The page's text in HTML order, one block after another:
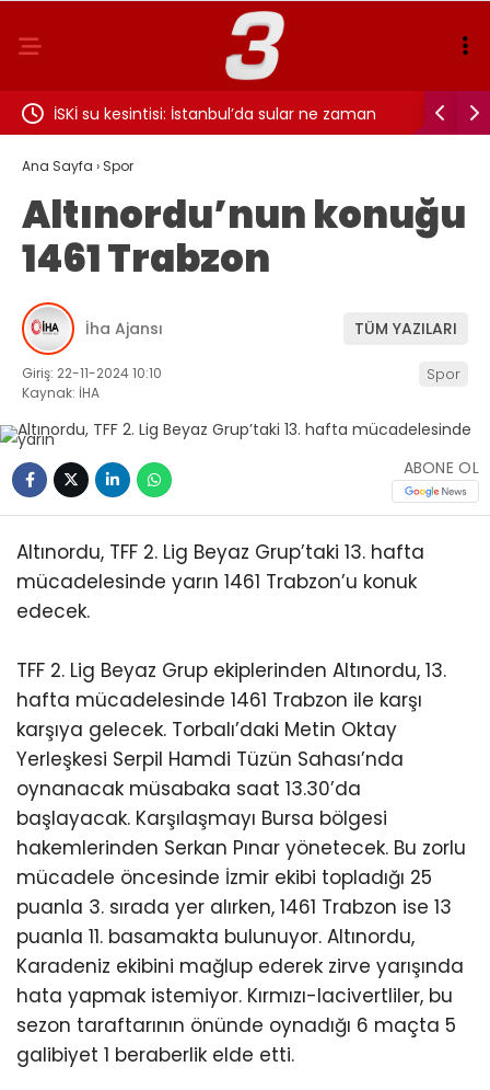
İSKİ su kesintisi: İstanbul’da sular ne zaman
gelecek?
Çeyrek
Ana Sayfa › Spor
Altınordu’nun konuğu
1461 Trabzon
İha Ajansı TÜM YAZILARI
Giriş: 22-11-2024 10:10
Kaynak: İHA
Spor
ABONE OL
Altınordu, TFF 2. Lig Beyaz Grup’taki 13. hafta
mücadelesinde yarın 1461 Trabzon’u konuk
edecek.
TFF 2. Lig Beyaz Grup ekiplerinden Altınordu, 13.
hafta mücadelesinde 1461 Trabzon ile karşı
karşıya gelecek. Torbalı’daki Metin Oktay
Yerleşkesi Serpil Hamdi Tüzün Sahası’nda
oynanacak müsabaka saat 13.30’da
başlayacak. Karşılaşmayı Bursa bölgesi
hakemlerinden Serkan Pınar yönetecek. Bu zorlu
mücadele öncesinde İzmir ekibi topladığı 25
puanla 3. sırada yer alırken, 1461 Trabzon ise 13
puanla 11. basamakta bulunuyor. Altınordu,
Karadeniz ekibini mağlup ederek zirve yarışında
hata yapmak istemiyor. Kırmızı-lacivertliler, bu
sezon taraftarının önünde oynadığı 6 maçta 5
galibiyet 1 beraberlik elde etti.